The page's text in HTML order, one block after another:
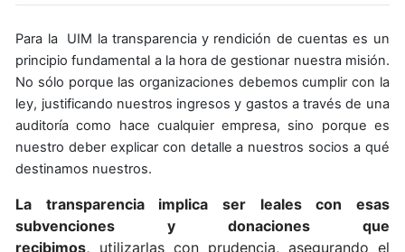
Para la UIM la transparencia y rendición de cuentas es un
principio fundamental a la hora de gestionar nuestra misión.
No sólo porque las organizaciones debemos cumplir con la
ley, justificando nuestros ingresos y gastos a través de una
auditoría como hace cualquier empresa, sino porque es
nuestro deber explicar con detalle a nuestros socios a qué
destinamos nuestros.
La transparencia implica ser leales con esas
subvenciones y donaciones que
recibimos, utilizarlas con prudencia, asegurando el